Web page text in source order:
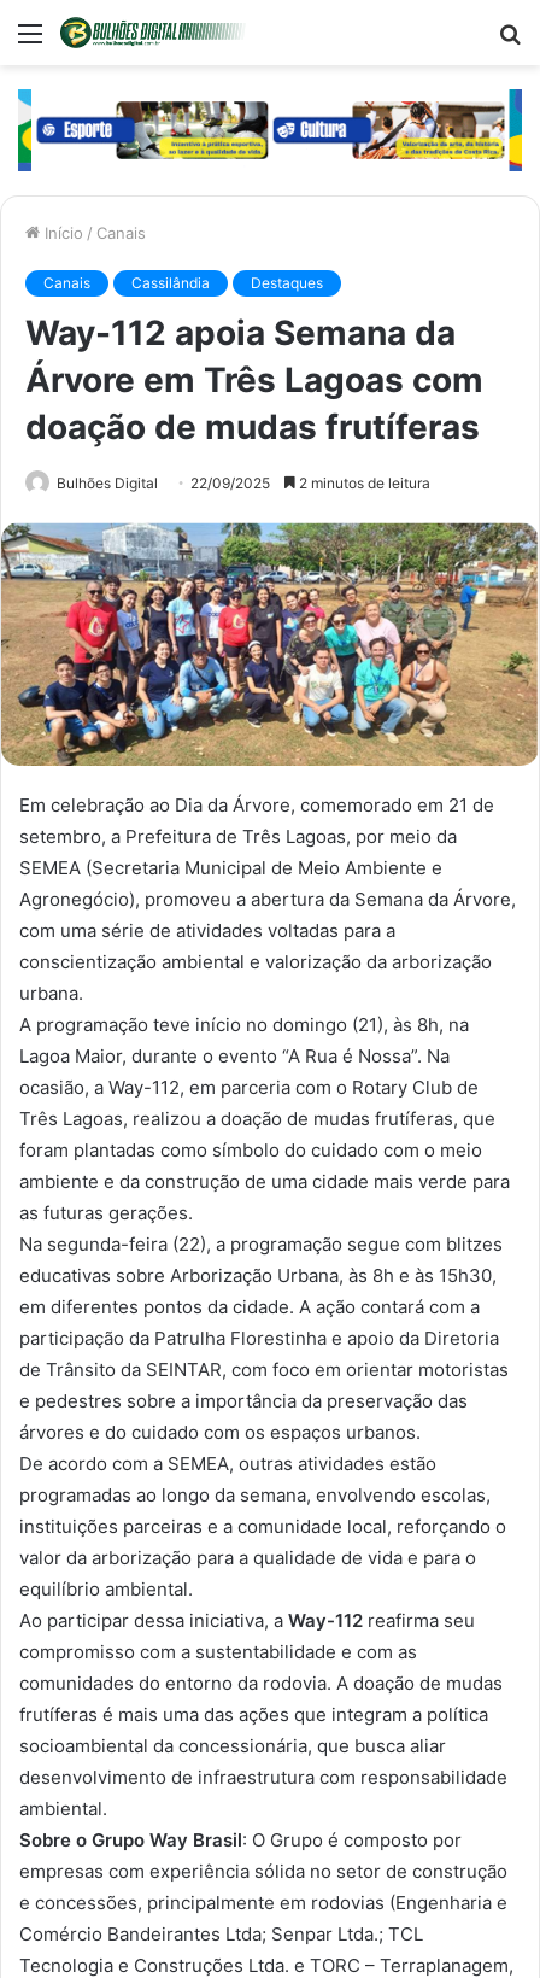
Menu
Início / Canais
Canais Cassilândia Destaques
Way-112 apoia Semana da
Árvore em Três Lagoas com
doação de mudas frutíferas
Bulhões Digital 22/09/2025 2 minutos de leitura
Em celebração ao Dia da Árvore, comemorado em 21 de
setembro, a Prefeitura de Três Lagoas, por meio da
SEMEA (Secretaria Municipal de Meio Ambiente e
Agronegócio), promoveu a abertura da Semana da Árvore,
com uma série de atividades voltadas para a
conscientização ambiental e valorização da arborização
urbana.
A programação teve início no domingo (21), às 8h, na
Lagoa Maior, durante o evento “A Rua é Nossa”. Na
ocasião, a Way-112, em parceria com o Rotary Club de
Três Lagoas, realizou a doação de mudas frutíferas, que
foram plantadas como símbolo do cuidado com o meio
ambiente e da construção de uma cidade mais verde para
as futuras gerações.
Na segunda-feira (22), a programação segue com blitzes
educativas sobre Arborização Urbana, às 8h e às 15h30,
em diferentes pontos da cidade. A ação contará com a
participação da Patrulha Florestinha e apoio da Diretoria
de Trânsito da SEINTAR, com foco em orientar motoristas
e pedestres sobre a importância da preservação das
árvores e do cuidado com os espaços urbanos.
De acordo com a SEMEA, outras atividades estão
programadas ao longo da semana, envolvendo escolas,
instituições parceiras e a comunidade local, reforçando o
valor da arborização para a qualidade de vida e para o
equilíbrio ambiental.
Ao participar dessa iniciativa, a Way-112 reafirma seu
compromisso com a sustentabilidade e com as
comunidades do entorno da rodovia. A doação de mudas
frutíferas é mais uma das ações que integram a política
socioambiental da concessionária, que busca aliar
desenvolvimento de infraestrutura com responsabilidade
ambiental.
Sobre o Grupo Way Brasil: O Grupo é composto por
empresas com experiência sólida no setor de construção
e concessões, principalmente em rodovias (Engenharia e
Comércio Bandeirantes Ltda; Senpar Ltda.; TCL
Tecnologia e Construções Ltda. e TORC – Terraplanagem,